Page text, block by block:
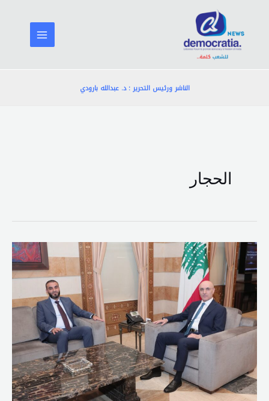
المحتوى
الناشر ورئيس التحرير : د. عبدالله بارودي
الحجار
الحجار
يبحث
مع
سوري
تعزيز
التعاون